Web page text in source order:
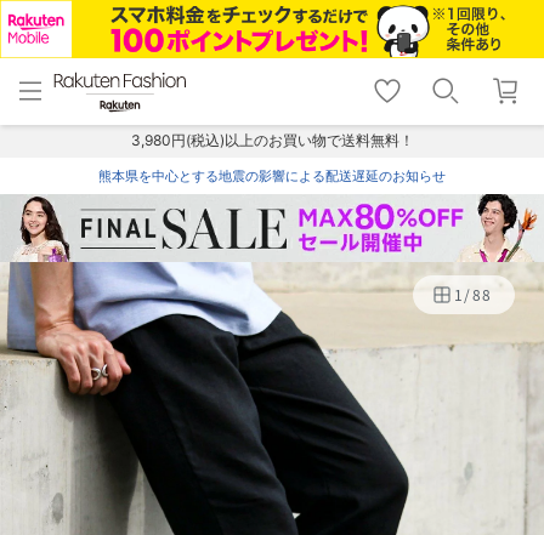
menu home
トップ
shopping_cart lock_outline
ログイン
3,980円(税込)以上のお買い物で送料無料！
熊本県を中心とする地震の影響による配送遅延のお知らせ
1/88